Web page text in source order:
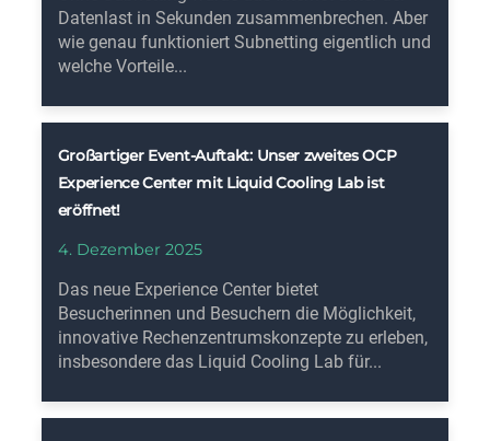
Datenlast in Sekunden zusammenbrechen. Aber
wie genau funktioniert Subnetting eigentlich und
welche Vorteile...
Großartiger Event-Auftakt: Unser zweites OCP
Experience Center mit Liquid Cooling Lab ist
eröffnet!
4. Dezember 2025
Das neue Experience Center bietet
Besucherinnen und Besuchern die Möglichkeit,
innovative Rechenzentrumskonzepte zu erleben,
insbesondere das Liquid Cooling Lab für...